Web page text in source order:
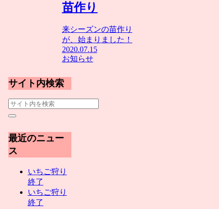
苗作り
来シーズンの苗作り
が、始まりました！
2020.07.15
お知らせ
サイト内検索
最近のニュー
ス
いちご狩り
終了
いちご狩り
終了